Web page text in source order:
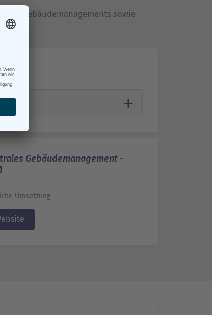
Gebäudemanagements sowie
Gebäudemanagement -
Umsetzung